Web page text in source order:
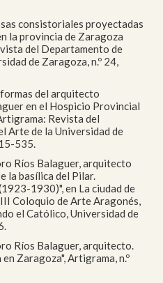
consistoriales proyectadas
la provincia de Zaragoza
del Departamento de
de Zaragoza, n.º 24,
del arquitecto
en el Hospicio Provincial
Revista del
Arte de la Universidad de
535.
Ríos Balaguer, arquitecto
la basílica del Pilar.
1930)", en La ciudad de
Coloquio de Arte Aragonés,
el Católico, Universidad de
Ríos Balaguer, arquitecto.
Zaragoza", Artigrama, n.º